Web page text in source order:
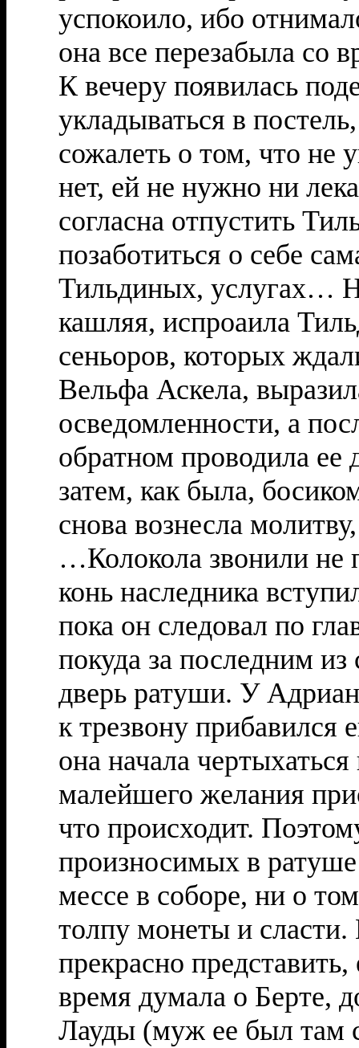
успокоило, ибо
она все перезабыла со
К вечеру появилась
укладываться в
сожалеть о том, что не
нет, ей не нужно ни
согласна отпустить
позаботиться о себе
Тильдиных, услугах…
кашляя, испроаила
сеньоров, которых
Вельфа Аскела,
осведомленности, а
обратном проводила ее
затем, как была,
снова вознесла
…Колокола звонили не
конь наследника
пока он следовал по
покуда за последним
дверь ратуши. У
к трезвону
она начала
малейшего желания
что происходит.
произносимых в
мессе в соборе, ни о
толпу монеты и сласти.
прекрасно
время думала о Берте,
Лауды (муж ее был там